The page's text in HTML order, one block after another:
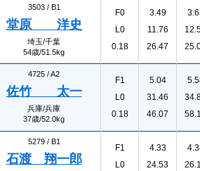
3503 / B1
堂原 洋史
埼玉/千葉
54歳/51.5kg
F0
L0
0.18
3.49
11.76
26.47
4725 /A2
佐竹 太一
兵庫/兵庫
37歳/52.0kg
F1
L0
0.18
5.04
31.46
46.07
5279 / B1
石渡 翔一郎
F1
L0
4.33
24.53